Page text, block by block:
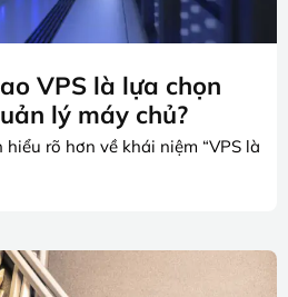
VPS là lựa chọn
lý máy chủ?
rõ hơn về khái niệm “VPS là